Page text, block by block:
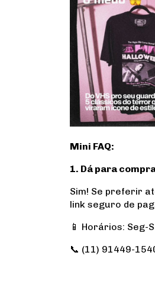
Mini FAQ:
1. Dá para
Sim! Se preferir
link seguro de
📱 Horários: Seg-
📞 (11) 91449-